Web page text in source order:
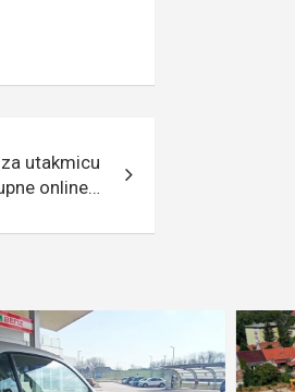
utakmicu
online…